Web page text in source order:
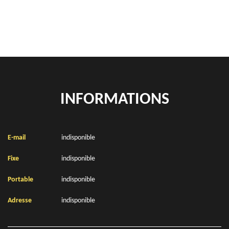
INFORMATIONS
E-mail indisponible
Fixe indisponible
Portable indisponible
Adresse indisponible